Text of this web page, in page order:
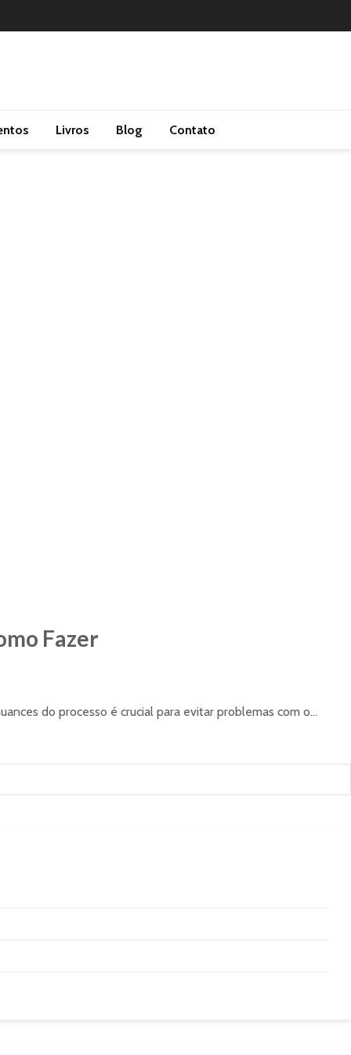
Livros Blog Contato
Fazer
do processo é crucial para evitar problemas com o...